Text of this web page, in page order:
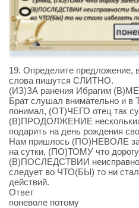
19. Определите предложение,
слова пишутся СЛИТНО.
(ИЗ)ЗА ранения Ибрагим
Брат слушал внимательно и
понимал, (ОТ)ЧЕГО отец так
(В)ПРОДОЛЖЕНИЕ
подарить на день рождения
Нам пришлось (ПО)НЕВОЛЕ
на сутки, (ПО)ТОМУ что
(В)ПОСЛЕДСТВИИ
следует во ЧТО(БЫ) то ни
действий.
Ответ
поневоле потому